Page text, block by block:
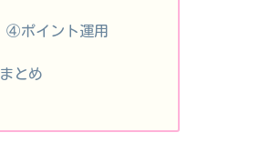
④ポイント運用
まとめ